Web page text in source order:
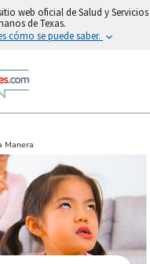
web oficial de Salud y Servicios
de Texas.
cómo se puede saber.
Manera